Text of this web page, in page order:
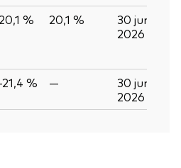
20,1 % 20,1 %
30 jun
2026
-21,4 % —
30 jun
2026